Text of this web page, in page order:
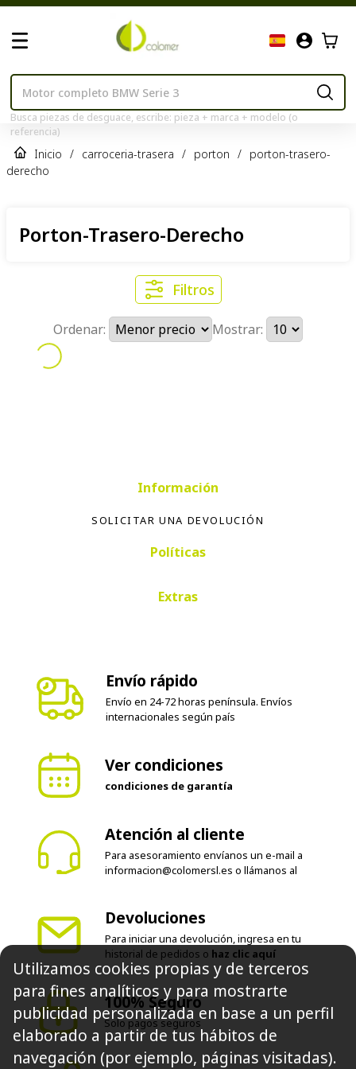
Busca piezas de desguace, escribe: pieza + marca + modelo (o
referencia)
Inicio / carroceria-trasera / porton / porton-trasero-
derecho
Porton-Trasero-Derecho
Filtros
Ordenar: Mostrar:
Información
SOLICITAR UNA DEVOLUCIÓN
Políticas
Extras
Envío rápido
Envío en 24-72 horas península. Envíos
internacionales según país
Ver condiciones
condiciones de garantía
Atención al cliente
Para asesoramiento envíanos un e-mail a
informacion@colomersl.es o llámanos al
Devoluciones
Para iniciar una devolución, ingresa en tu
historial de pedidos o haz clic aquí
100% Seguro
Solo pagos seguros
Utilizamos cookies propias y de terceros
para fines analíticos y para mostrarte
publicidad personalizada en base a un perfil
elaborado a partir de tus hábitos de
navegación (por ejemplo, páginas visitadas).